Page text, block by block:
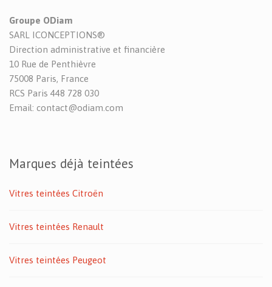
Groupe ODiam
SARL ICONCEPTIONS®
Direction administrative et financière
10 Rue de Penthièvre
75008 Paris, France
RCS Paris 448 728 030
Email: contact@odiam.com
Marques déjà teintées
Vitres teintées Citroën
Vitres teintées Renault
Vitres teintées Peugeot